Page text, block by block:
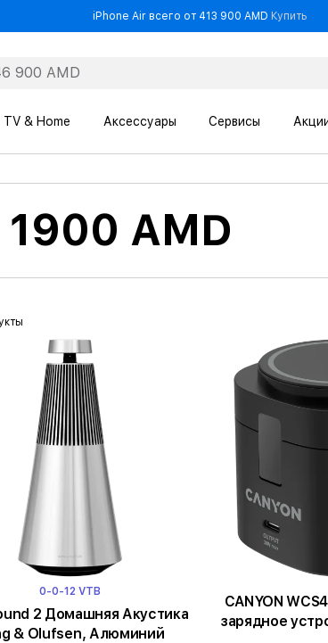
iPhone Air всего от 413 900 AMD Купить-
TV & Home Аксессуары Сервисы
AMD
0-0-12 VTB
2 Домашняя Акустика
& Olufsen, Алюминий
CANYON
зарядное